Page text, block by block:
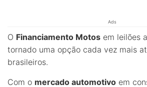
Ads
O Financiamento Motos em leilões
tornado uma opção cada vez mais
brasileiros.
Com o mercado automotivo em